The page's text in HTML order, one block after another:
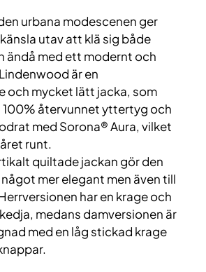
urbana modescenen ger
utav att klä sig både
ändå med ett modernt och
är en
och mycket lätt jacka, som
återvunnet yttertyg och
med Sorona® Aura, vilket
runt.
quiltade jackan gör den
mer elegant men även till
har en krage och
medans damversionen är
med en låg stickad krage